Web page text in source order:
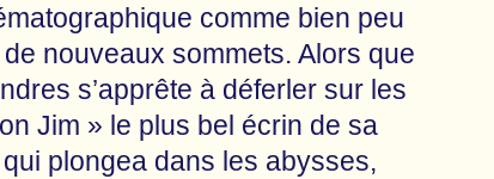
comme bien peu
nouveaux sommets. Alors que
s’apprête à déferler sur les
Jim » le plus bel écrin de sa
plongea dans les abysses,